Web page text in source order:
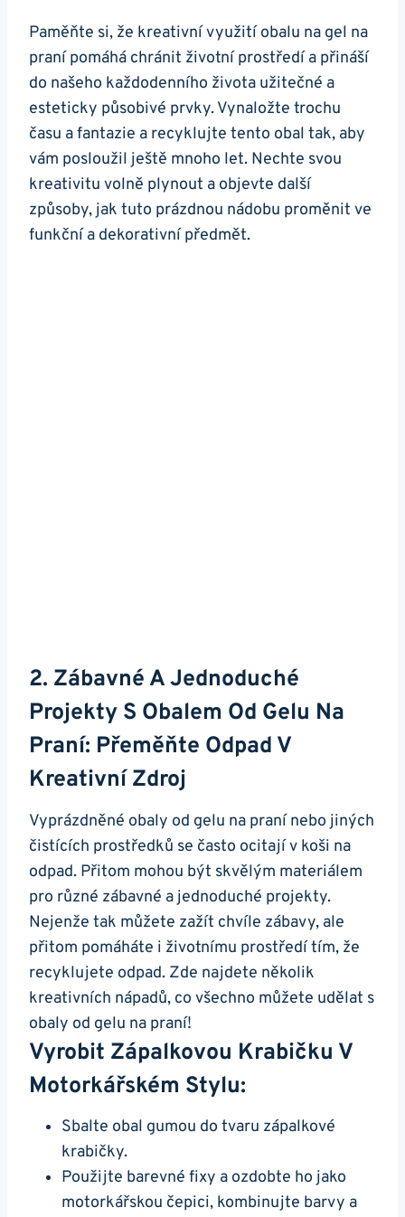
Paměňte si, že kreativní využití obalu na gel na
praní pomáhá chránit ‌životní prostředí a přináší
do našeho každodenního života užitečné​ a⁤
esteticky působivé prvky. Vynaložte trochu
času a fantazie​ a recyklujte tento obal ​tak, aby
vám ⁣posloužil ještě mnoho⁣ let. Nechte svou⁤
kreativitu volně ⁣plynout a objevte další
způsoby, jak⁤ tuto prázdnou nádobu proměnit ve
funkční a⁣ dekorativní předmět.
2. Zábavné A ⁣jednoduché
Projekty S Obalem Od Gelu Na
Praní: Přeměňte​ Odpad V
Kreativní Zdroj
Vyprázdněné obaly od gelu na praní nebo jiných
čistících prostředků se často ocitají v koši na
odpad. Přitom mohou být skvělým materiálem
pro různé⁢ zábavné a jednoduché⁢ projekty.
Nejenže tak můžete zažít chvíle zábavy, ale
přitom pomáháte i životnímu prostředí tím, že
recyklujete odpad.​ Zde najdete několik
kreativních nápadů, co všechno můžete udělat s
⁤obaly od⁤ gelu na‌ praní!
Vyrobit Zápalkovou Krabičku V
Motorkářském‌ Stylu:
Sbalte obal gumou do tvaru zápalkové
krabičky.
Použijte barevné fixy a ozdobte ho jako
motorkářskou čepici, kombinujte barvy a